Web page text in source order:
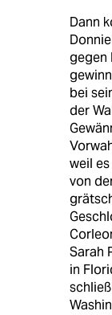
Dann
gegen
bei
der
weil
von
Sarah
in